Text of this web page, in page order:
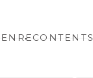
CONTENTS